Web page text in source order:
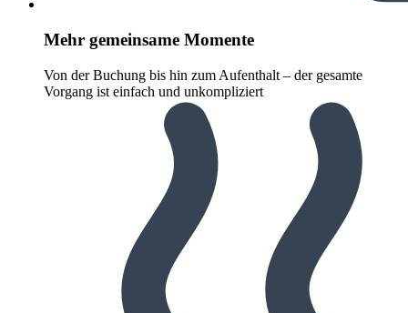
Mehr gemeinsame Momente
Von der Buchung bis hin zum Aufenthalt – der gesamte
Vorgang ist einfach und unkompliziert